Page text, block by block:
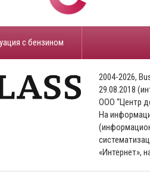
с бензином
2004-2026,
29.08.2018
ООО “Центр
На
«Интернет»,